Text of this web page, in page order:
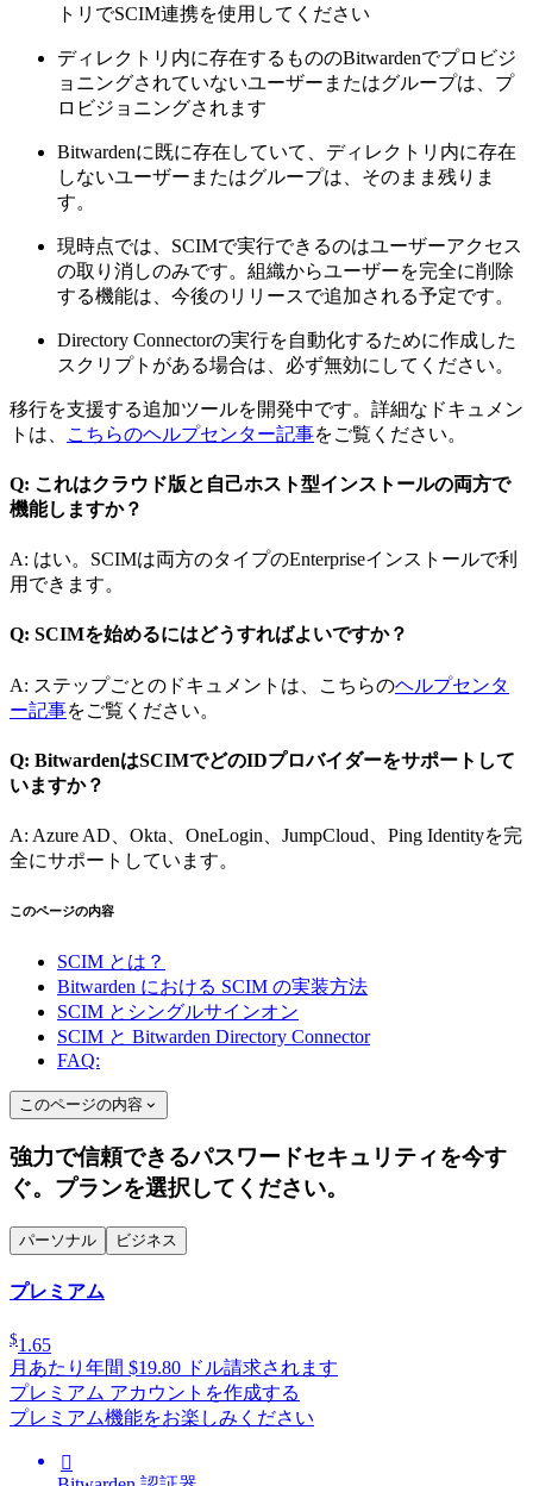
トリでSCIM連携を使用してください
ディレクトリ内に存在するもののBitwardenでプロビジ
ョニングされていないユーザーまたはグループは、プ
ロビジョニングされます
Bitwardenに既に存在していて、ディレクトリ内に存在
しないユーザーまたはグループは、そのまま残りま
す。
現時点では、SCIMで実行できるのはユーザーアクセス
の取り消しのみです。組織からユーザーを完全に削除
する機能は、今後のリリースで追加される予定です。
Directory Connectorの実行を自動化するために作成した
スクリプトがある場合は、必ず無効にしてください。
移行を支援する追加ツールを開発中です。詳細なドキュメン
トは、
こちらのヘルプセンター記事をご覧ください。
Q: これはクラウド版と自己ホスト型インストールの両方で
機能しますか？
A: はい。SCIMは両方のタイプのEnterpriseインストールで利
用できます。
Q: SCIMを始めるにはどうすればよいですか？
A: ステップごとのドキュメントは、こちらのヘルプセンタ
ー記事をご覧ください。
Q: BitwardenはSCIMでどのIDプロバイダーをサポートして
いますか？
A: Azure AD、Okta、OneLogin、JumpCloud、Ping Identityを完
全にサポートしています。
このページの内容
SCIM とは？
Bitwarden における SCIM の実装方法
SCIM とシングルサインオン
SCIM と Bitwarden Directory Connector
FAQ:
このページの内容
強力で信頼できるパスワードセキュリティを今す
ぐ。プランを選択してください。
パーソナル ビジネス
プレミアム
$1.65
月あたり 年間 $19.80 ドル請求されます
プレミアム アカウントを作成する
プレミアム機能をお楽しみください
